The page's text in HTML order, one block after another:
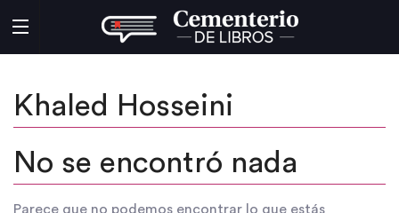
Khaled Hosseini
No se encontró nada
Parece que no podemos encontrar lo que estás